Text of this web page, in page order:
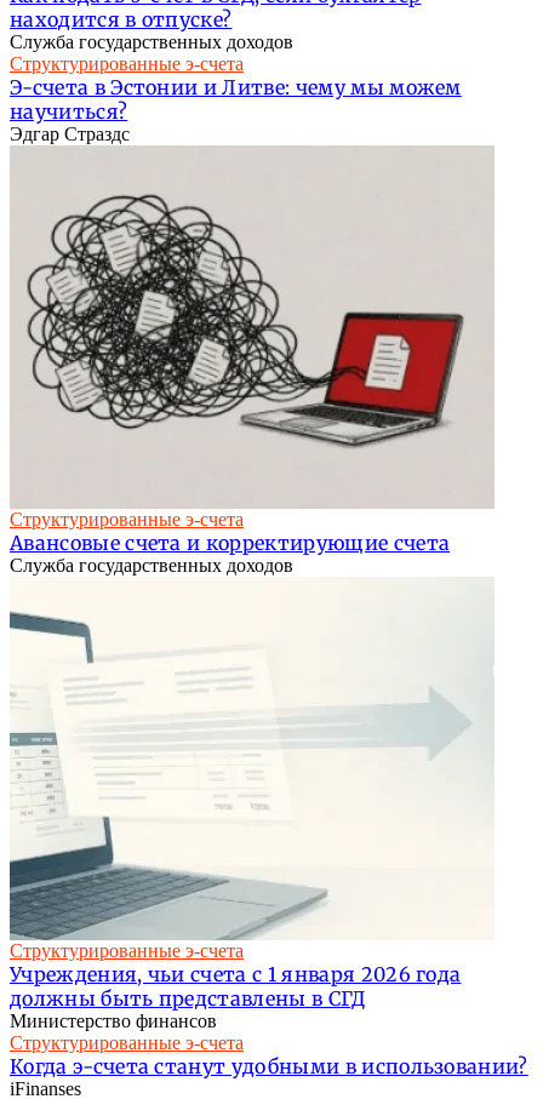
находится в отпуске?
Служба государственных доходов
Структурированные э-счета
Э-счета в Эстонии и Литве: чему мы можем
научиться?
Эдгар Страздс
Структурированные э-счета
Авансовые счета и корректирующие счета
Служба государственных доходов
Структурированные э-счета
Учреждения, чьи счета с 1 января 2026 года
должны быть представлены в СГД
Министерство финансов
Структурированные э-счета
Когда э-счета станут удобными в использовании?
iFinanses